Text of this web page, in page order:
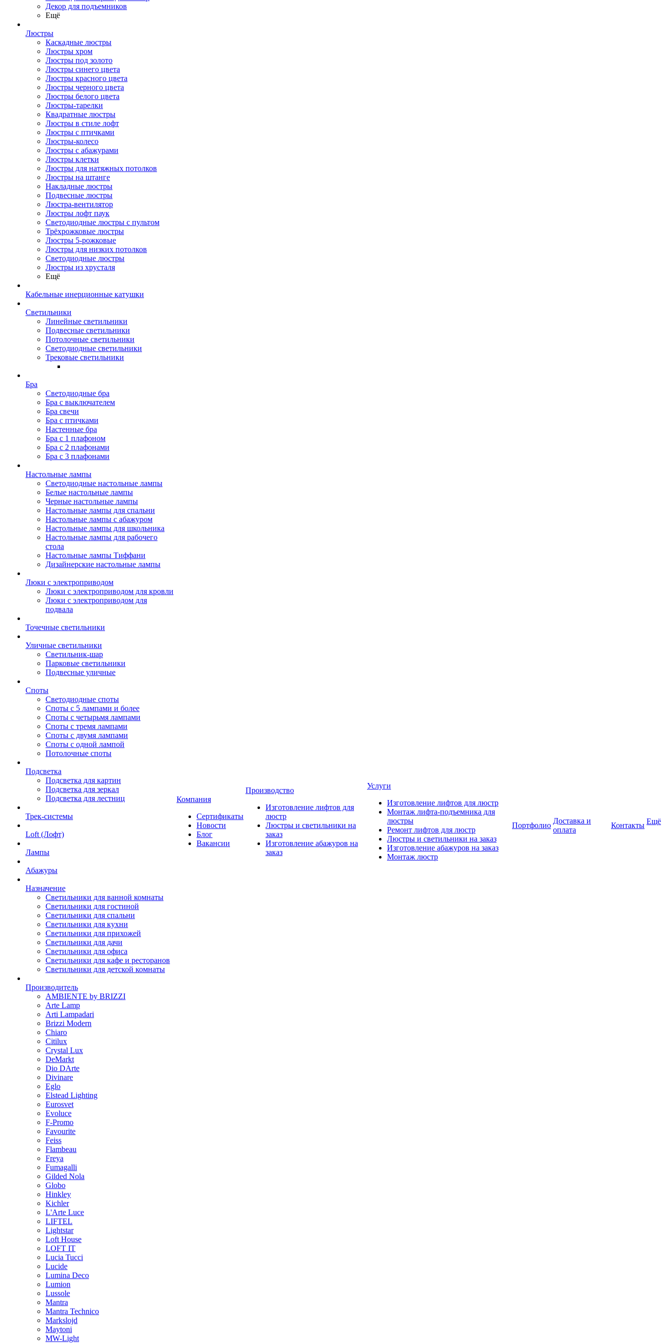
Декор для подъемников
Ещё
Люстры
Каскадные люстры
Люстры хром
Люстры под золото
Люстры синего цвета
Люстры красного цвета
Люстры черного цвета
Люстры белого цвета
Люстры-тарелки
Квадратные люстры
Люстры в стиле лофт
Люстры с птичками
Люстры-колесо
Люстры с абажурами
Люстры клетки
Люстры для натяжных потолков
Люстры на штанге
Накладные люстры
Подвесные люстры
Люстра-вентилятор
Люстры лофт паук
Светодиодные люстры с пультом
Трёхрожковые люстры
Люстры 5-рожковые
Люстры для низких потолков
Cветодиодные люстры
Люстры из хрусталя
Ещё
Кабельные инерционные катушки
Светильники
Линейные светильники
Подвесные светильники
Потолочные светильники
Светодиодные светильники
Трековые светильники
Бра
Светодиодные бра
Бра с выключателем
Бра свечи
Бра с птичками
Настенные бра
Бра с 1 плафоном
Бра с 2 плафонами
Бра с 3 плафонами
Настольные лампы
Светодиодные настольные лампы
Белые настольные лампы
Черные настольные лампы
Настольные лампы для спальни
Настольные лампы с абажуром
Настольные лампы для школьника
Настольные лампы для рабочего
стола
Настольные лампы Тиффани
Дизайнерские настольные лампы
Люки с электроприводом
Люки с электроприводом для кровли
Люки с электроприводом для
подвала
Точечные светильники
Уличные светильники
Светильник-шар
Парковые светильники
Подвесные уличные
Споты
Светодиодные споты
Споты с 5 лампами и более
Споты с четырьмя лампами
Споты с тремя лампами
Споты с двумя лампами
Споты с одной лампой
Потолочные споты
Подсветка
Подсветка для картин
Подсветка для зеркал
Подсветка для лестниц
Трек-системы
Loft (Лофт)
Лампы
Абажуры
Назначение
Светильники для ванной комнаты
Светильники для гостиной
Светильники для спальни
Светильники для кухни
Светильники для прихожей
Светильники для дачи
Светильники для офиса
Светильники для кафе и ресторанов
Светильники для детской комнаты
Производитель
AMBIENTE by BRIZZI
Arte Lamp
Arti Lampadari
Brizzi Modern
Chiaro
Citilux
Crystal Lux
DeMarkt
Dio DArte
Divinare
Eglo
Elstead Lighting
Eurosvet
Evoluce
F-Promo
Favourite
Feiss
Flambeau
Freya
Fumagalli
Gilded Nola
Globo
Hinkley
Kichler
L'Arte Luce
LIFTEL
Lightstar
Loft House
LOFT IT
Lucia Tucci
Lucide
Lumina Deco
Lumion
Lussole
Mantra
Mantra Technico
Markslojd
Maytoni
MW-Light
Компания
Сертификаты
Новости
Блог
Вакансии
Производство
Изготовление лифтов для
люстр
Люстры и светильники на
заказ
Изготовление абажуров на
заказ
Услуги
Изготовление лифтов для люстр
Монтаж лифта-подъемника для
люстры
Ремонт лифтов для люстр
Люстры и светильники на заказ
Изготовление абажуров на заказ
Монтаж люстр
Портфолио
Доставка и
оплата
Контакты Ещё